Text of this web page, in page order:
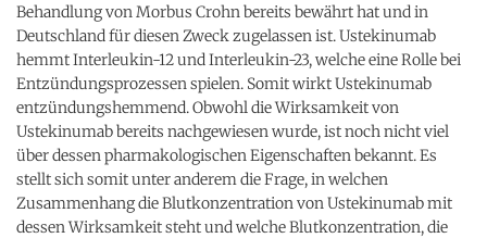
Behandlung von Morbus Crohn bereits bewährt hat und in
Deutschland für diesen Zweck zugelassen ist. Ustekinumab
hemmt Interleukin-12 und Interleukin-23, welche eine Rolle bei
Entzündungsprozessen spielen. Somit wirkt Ustekinumab
entzündungshemmend. Obwohl die Wirksamkeit von
Ustekinumab bereits nachgewiesen wurde, ist noch nicht viel
über dessen pharmakologischen Eigenschaften bekannt. Es
stellt sich somit unter anderem die Frage, in welchen
Zusammenhang die Blutkonzentration von Ustekinumab mit
dessen Wirksamkeit steht und welche Blutkonzentration, die